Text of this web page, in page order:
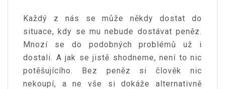
Každý z nás se může někdy dostat do
situace, kdy se mu nebude dostávat peněz.
Mnozí se do podobných problémů už i
dostali. A jak se jistě shodneme, není to nic
potěšujícího. Bez peněz si člověk nic
nekoupí, a ne vše si dokáže alternativně